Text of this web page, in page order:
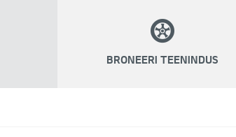
BRONEERI TEENINDUS